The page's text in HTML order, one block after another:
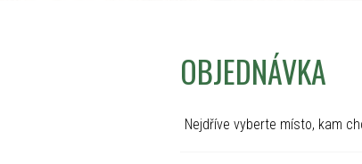
OBJEDNÁVKA
Nejdříve vyberte místo, kam